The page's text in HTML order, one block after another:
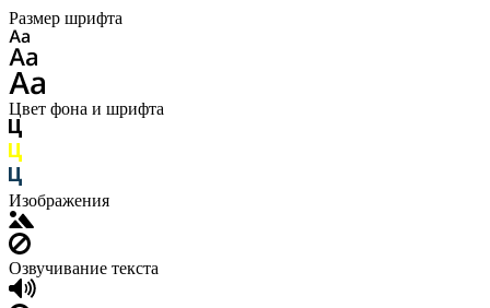
Размер шрифта
Цвет фона и шрифта
Изображения
Озвучивание текста